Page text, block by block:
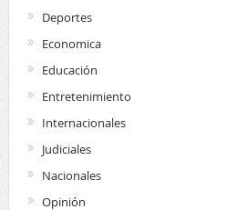
Deportes
Economica
Educación
Entretenimiento
Internacionales
Judiciales
Nacionales
Opinión